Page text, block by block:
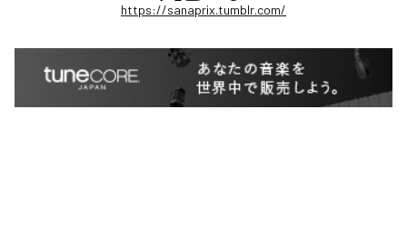
https://sanaprix.tumblr.com/